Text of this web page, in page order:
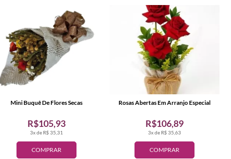
COMPRAR
3x de R$ 35,31
R$105,93
Mini Buquê De Flores Secas
COMPRAR
3x de R$ 35,63
R$106,89
Rosas Abertas Em Arranjo Especial